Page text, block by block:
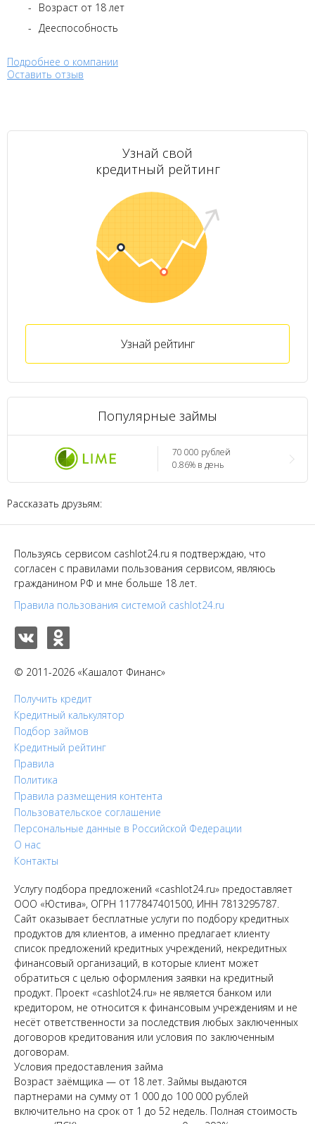
Возраст от 18 лет
Дееспособность
Подробнее о компании
Оставить отзыв
Узнай свой
кредитный рейтинг
Узнай рейтинг
Популярные займы
70 000 рублей
0.86% в день
Рассказать друзьям:
Пользуясь сервисом cashlot24.ru я подтверждаю, что
согласен с правилами пользования сервисом, являюсь
гражданином РФ и мне больше 18 лет.
Правила пользования системой cashlot24.ru
© 2011-2026 «Кашалот Финанс»
Получить кредит
Кредитный калькулятор
Подбор займов
Кредитный рейтинг
Правила
Политика
Правила размещения контента
Пользовательское соглашение
Персональные данные в Российской Федерации
О нас
Контакты
Услугу подбора предложений «cashlot24.ru» предоставляет
ООО «Юстива», ОГРН 1177847401500, ИНН 7813295787.
Сайт оказывает бесплатные услуги по подбору кредитных
продуктов для клиентов, а именно предлагает клиенту
список предложений кредитных учреждений, некредитных
финансовый организаций, в которые клиент может
обратиться с целью оформления заявки на кредитный
продукт. Проект «cashlot24.ru» не является банком или
кредитором, не относится к финансовым учреждениям и не
несёт ответственности за последствия любых заключенных
договоров кредитования или условия по заключенным
договорам.
Условия предоставления займа
Возраст заёмщика — от 18 лет. Займы выдаются
партнерами на сумму от 1 000 до 100 000 рублей
включительно на срок от 1 до 52 недель. Полная стоимость